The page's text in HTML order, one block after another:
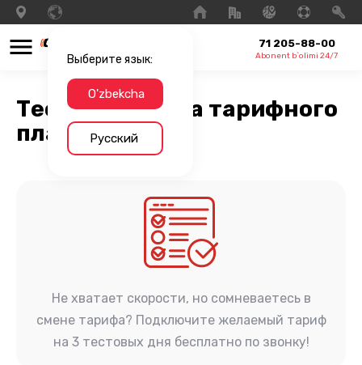
Выберите язык:
O'zbekcha
Русский
71 205-88-00
Abonent b`olimi 24/7
Тестовая смена тарифного
плана
Не хватает скорости, но сомневаетесь в
смене тарифа? Подключите желаемый тариф
на 3 тестовых дня бесплатно по звонку!